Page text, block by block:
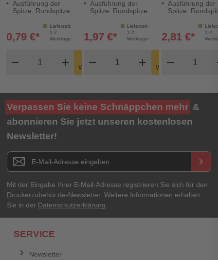
Ausführung der
Spitze: Rundspitze
Lieferzeit:
1-2
Werktage
0,79 €*
remove add
Warenkorb
shopping_cart
Ausführung der
Spitze: Rundspitze
Lieferzeit:
1-2
Werktage
1,97 €*
remove add
Warenkorb
shopping_cart
Ausführung der
Spitze:
1-2
2,81 €*
remove
Verpassen Sie keine Schnäppchen mehr &
abonnieren Sie jetzt unseren kostenlosen
Newsletter!
Newsletter E-Mail Adresse keyboard_arrow_right
Mit der Eingabe Ihrer E-Mail-Adresse registrieren Sie sich für den
Druckerzubehör.de-Newsletter. Weitere Informationen erhalten
Sie in der Datenschutzerklärung
SERVICE
Newsletter